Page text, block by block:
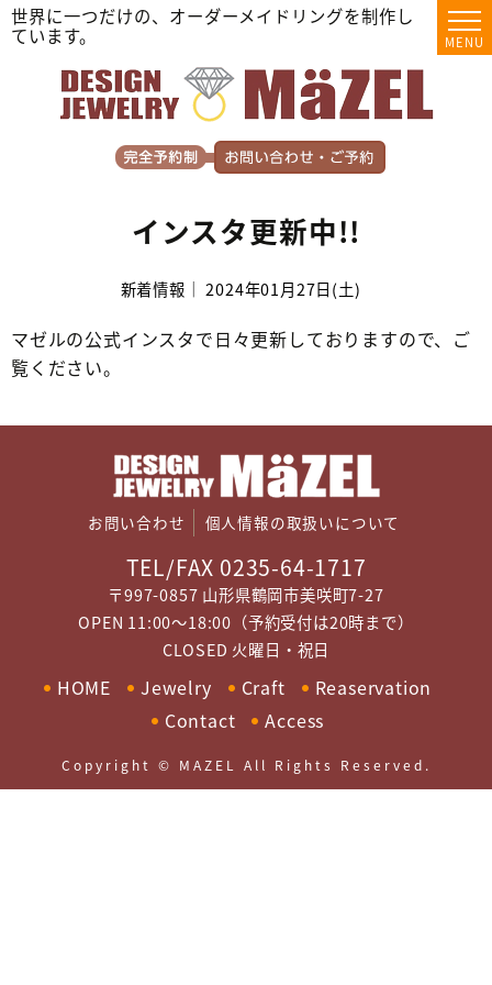
世界に一つだけの、オーダーメイドリングを制作し
ています。
MENU
インスタ更新中!!
新着情報｜ 2024年01月27日(土)
マゼルの公式インスタで日々更新しておりますので、ご
覧ください。
お問い合わせ 個人情報の取扱いについて
TEL/FAX 0235-64-1717
〒997-0857 山形県鶴岡市美咲町7-27
OPEN 11:00～18:00（予約受付は20時まで）
CLOSED 火曜日・祝日
HOME Jewelry Craft
Reaservation
Contact
Access
Copyright © MAZEL All Rights Reserved.